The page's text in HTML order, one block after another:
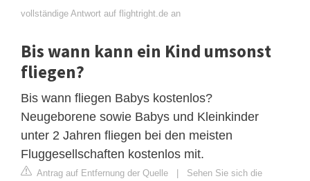
vollständige Antwort auf flightright.de an
Bis wann kann ein Kind umsonst
fliegen?
Bis wann fliegen Babys kostenlos?
Neugeborene sowie Babys und Kleinkinder
unter 2 Jahren fliegen bei den meisten
Fluggesellschaften kostenlos mit.
Antrag auf Entfernung der Quelle
Sehen Sie sich die